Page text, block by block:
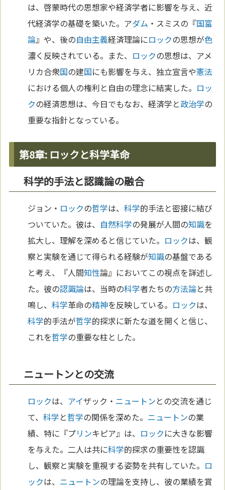
は、啓蒙時代の思想家や経済学者に影響を与え、近
代経済学の基礎を築いた。アダム ・スミスの『国富
論』や、後の自由主義経済理論にロックの思想が色
濃く反映されている。また、 ロックの思想は、アメ
リカ合衆国の建国にも影響を与え、独立宣言や憲法
における個人の権利と自由の理念に結実した。 ロッ
クの経済思想は、今日でもなお、経済学と政治学の
重要な指針となっている。
第8章: ロックと科学革命
科学的手法と認識論の融合
ジョン・ ロックの哲学は、科学的手法と密接に結び
ついていた。彼は、 自然科学の発展が人間の知識を
拡大し、理解を深めると信じていた。 ロックは、観
察と実験を通じて得られる経験が知識の基盤である
と考え、『人間知性論』においてこの視点を詳述し
た。彼の認識論は、当時の科学者たちの方法論と共
鳴し、科学革命の精神を反映している。 ロックは、
科学的手法が哲学的探求に新たな道を開くと信じ、
これを哲学の重要な柱とした。
ニュートンとの交流
ロックは、 アイザック・ ニュートンとの交流を通じ
て、科学と哲学の関係を深めた。 ニュートンの業
績、特に『プリンキピア』は、 ロックに大きな影響
を与えた。二人は共に科学的探求の重要性を認識
し、観察と実験を重視する姿勢を共有していた。 ロ
ックは、 ニュートンの理論を支持し、彼の業績を賞